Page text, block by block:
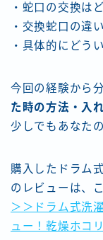
・蛇口の交換は
・交換蛇口の違
・具体的にどう
今回の経験から
た時の方法・入
少しでもあなた
購入したドラム
のレビューは、
＞＞ドラム式洗
ュー！乾燥ホコ